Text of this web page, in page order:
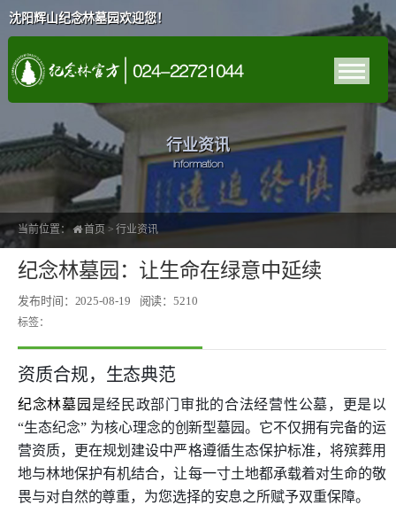
沈阳辉山纪念林墓园欢迎您！
行业资讯
Information
当前位置： 首页 >行业资讯
纪念林墓园：让生命在绿意中延续
发布时间：2025-08-19 阅读：5210
标签：
资质合规，生态典范
纪念林墓园 是经民政部门审批的合法经营性公墓，更是以
“生态纪念” 为核心理念的创新型墓园。它不仅拥有完备的运
营资质，更在规划建设中严格遵循生态保护标准，将殡葬用
地与林地保护有机结合，让每一寸土地都承载着对生命的敬
畏与对自然的尊重，为您选择的安息之所赋予双重保障。